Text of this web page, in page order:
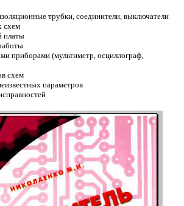
трубки, соединители, выключатели
схем
платы
приборами (мультиметр, осциллограф,
схем
параметров